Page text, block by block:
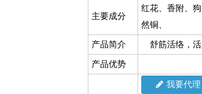
主要成分
红花、香附、
然铜、
产品简介 舒筋活络，活
产品优势
我要代理